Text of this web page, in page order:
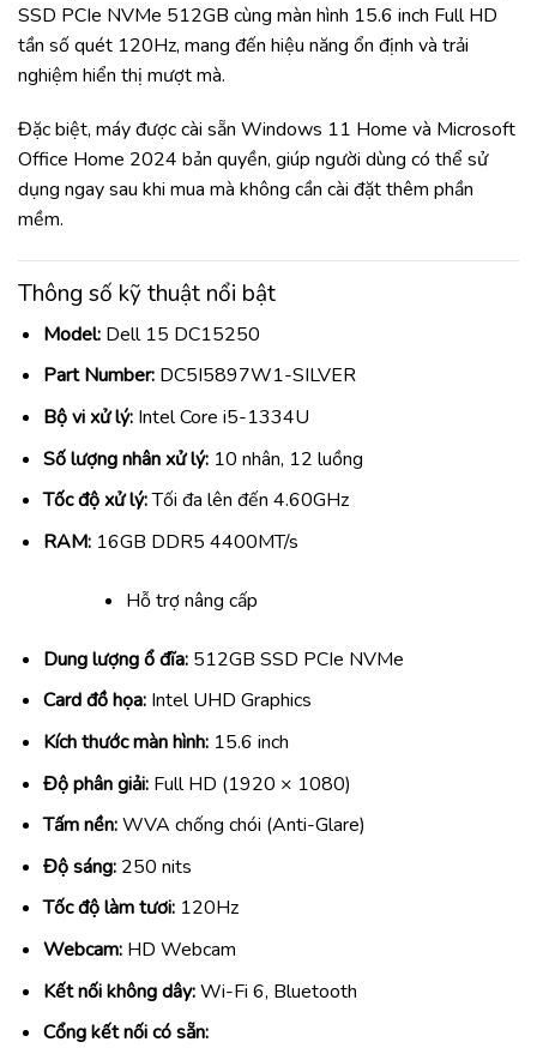
SSD PCIe NVMe 512GB cùng màn hình 15.6 inch Full HD
tần số quét 120Hz, mang đến hiệu năng ổn định và trải
nghiệm hiển thị mượt mà.
Đặc biệt, máy được cài sẵn Windows 11 Home và Microsoft
Office Home 2024 bản quyền, giúp người dùng có thể sử
dụng ngay sau khi mua mà không cần cài đặt thêm phần
mềm.
Thông số kỹ thuật nổi bật
Model:Dell 15 DC15250
Part Number:DC5I5897W1-SILVER
Bộ vi xử lý:Intel Core i5-1334U
Số lượng nhân xử lý:10 nhân, 12 luồng
Tốc độ xử lý:Tối đa lên đến 4.60GHz
RAM:16GB DDR5 4400MT/s
Hỗ trợ nâng cấp
Dung lượng ổ đĩa:512GB SSD PCIe NVMe
Card đồ họa:Intel UHD Graphics
Kích thước màn hình:15.6 inch
Độ phân giải:Full HD (1920 × 1080)
Tấm nền:WVA chống chói (Anti-Glare)
Độ sáng:250 nits
Tốc độ làm tươi:120Hz
Webcam:HD Webcam
Kết nối không dây:Wi-Fi 6, Bluetooth
Cổng kết nối có sẵn: